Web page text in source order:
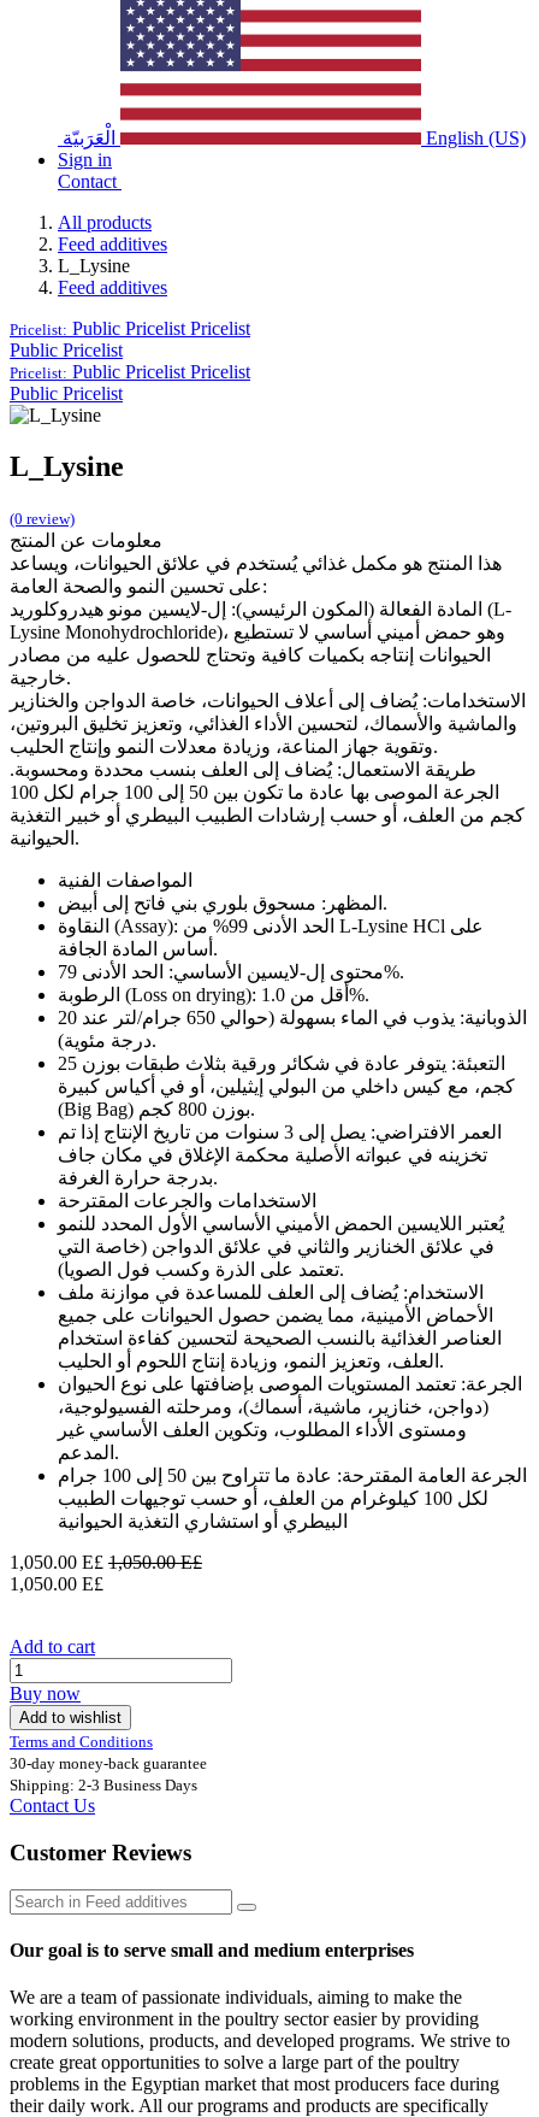
الْعَرَبيّة
English (US)
Sign in
Contact
All products
Feed additives
L_Lysine
Feed additives
Pricelist: Public Pricelist Pricelist
Public Pricelist
Pricelist: Public Pricelist Pricelist
Public Pricelist
L_Lysine
(0 review)
معلومات عن المنتج
هذا المنتج هو مكمل غذائي يُستخدم في علائق الحيوانات، ويساعد
على تحسين النمو والصحة العامة:
المادة الفعالة (المكون الرئيسي): إل-لايسين مونو هيدروكلوريد (L-
Lysine Monohydrochloride)، وهو حمض أميني أساسي لا تستطيع
الحيوانات إنتاجه بكميات كافية وتحتاج للحصول عليه من مصادر
خارجية.
الاستخدامات: يُضاف إلى أعلاف الحيوانات، خاصة الدواجن والخنازير
والماشية والأسماك، لتحسين الأداء الغذائي، وتعزيز تخليق البروتين،
وتقوية جهاز المناعة، وزيادة معدلات النمو وإنتاج الحليب.
طريقة الاستعمال: يُضاف إلى العلف بنسب محددة ومحسوبة.
الجرعة الموصى بها عادة ما تكون بين 50 إلى 100 جرام لكل 100
كجم من العلف، أو حسب إرشادات الطبيب البيطري أو خبير التغذية
الحيوانية.
المواصفات الفنية
المظهر: مسحوق بلوري بني فاتح إلى أبيض.
النقاوة (Assay): الحد الأدنى 99% من L-Lysine HCl على
أساس المادة الجافة.
محتوى إل-لايسين الأساسي: الحد الأدنى 79%.
الرطوبة (Loss on drying): أقل من 1.0%.
الذوبانية: يذوب في الماء بسهولة (حوالي 650 جرام/لتر عند 20
درجة مئوية).
التعبئة: يتوفر عادة في شكائر ورقية بثلاث طبقات بوزن 25
كجم، مع كيس داخلي من البولي إيثيلين، أو في أكياس كبيرة
(Big Bag) بوزن 800 كجم.
العمر الافتراضي: يصل إلى 3 سنوات من تاريخ الإنتاج إذا تم
تخزينه في عبواته الأصلية محكمة الإغلاق في مكان جاف
بدرجة حرارة الغرفة.
الاستخدامات والجرعات المقترحة
يُعتبر اللايسين الحمض الأميني الأساسي الأول المحدد للنمو
في علائق الخنازير والثاني في علائق الدواجن (خاصة التي
تعتمد على الذرة وكسب فول الصويا).
الاستخدام: يُضاف إلى العلف للمساعدة في موازنة ملف
الأحماض الأمينية، مما يضمن حصول الحيوانات على جميع
العناصر الغذائية بالنسب الصحيحة لتحسين كفاءة استخدام
العلف، وتعزيز النمو، وزيادة إنتاج اللحوم أو الحليب.
الجرعة: تعتمد المستويات الموصى بإضافتها على نوع الحيوان
(دواجن، خنازير، ماشية، أسماك)، ومرحلته الفسيولوجية،
ومستوى الأداء المطلوب، وتكوين العلف الأساسي غير
المدعم.
الجرعة العامة المقترحة: عادة ما تتراوح بين 50 إلى 100 جرام
لكل 100 كيلوغرام من العلف، أو حسب توجيهات الطبيب
البيطري أو استشاري التغذية الحيوانية
1,050.00 E£ 1,050.00E£
1,050.00 E£
Add to cart
Buy now
Add to wishlist
Terms and Conditions
30-day money-back guarantee
Shipping: 2-3 Business Days
Contact Us
Customer Reviews
Our goal is to serve small and medium enterprises
We are a team of passionate individuals, aiming to make the
working environment in the poultry sector easier by providing
modern solutions, products, and developed programs. We strive to
create great opportunities to solve a large part of the poultry
problems in the Egyptian market that most producers face during
their daily work. All our programs and products are specifically